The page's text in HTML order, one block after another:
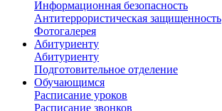
Информационная безопасность
Антитеррористическая защищенность
Фотогалерея
Абитуриенту
Абитуриенту
Подготовительное отделение
Обучающимся
Расписание уроков
Расписание звонков